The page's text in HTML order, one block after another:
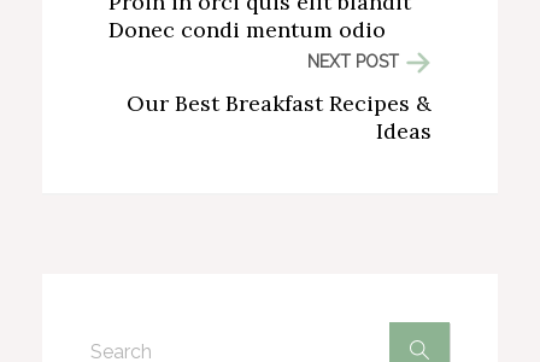
Donec condi mentum odio
NEXT POST
Our Best Breakfast Recipes &
Ideas